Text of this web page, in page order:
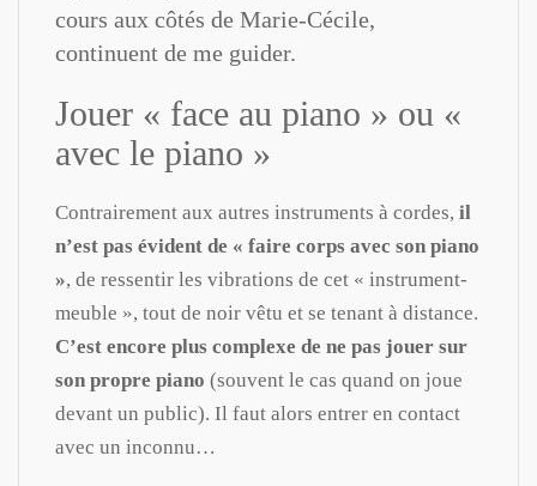
cours aux côtés de Marie-Cécile,
continuent de me guider.
Jouer « face au piano » ou «
avec le piano »
Contrairement aux autres instruments à cordes, il
n’est pas évident de « faire corps avec son piano
», de ressentir les vibrations de cet « instrument-
meuble », tout de noir vêtu et se tenant à distance.
C’est encore plus complexe de ne pas jouer sur
son propre piano (souvent le cas quand on joue
devant un public). Il faut alors entrer en contact
avec un inconnu…